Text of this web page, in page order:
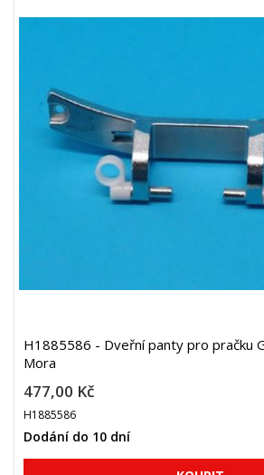
H1885586 - Dveřní panty pro pračku
Mora
477,00 Kč
H1885586
Dodání do 10 dní